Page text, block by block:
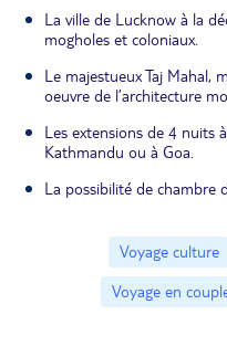
La ville de Lucknow à la
mogholes et coloniaux.
Le majestueux Taj Mahal,
oeuvre de l’architecture
Les extensions de 4 nuits
Kathmandu ou à Goa.
La possibilité de chambre
Voyage culture
Voyage en